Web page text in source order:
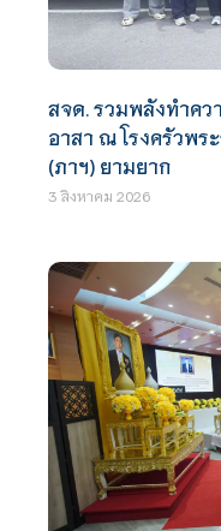
สจด. รวมพลังทำคว
อาสา ณ โรงครัวพร
(ภาฯ) ยามยาก
3 สิงหาคม 2026